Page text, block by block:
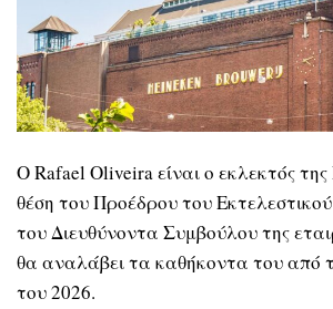
Ο Rafael Oliveira είναι ο εκλεκτός
θέση του Προέδρου του
του Διευθύνοντα Συμβούλου της
θα αναλάβει τα καθήκοντα του από
του 2026.